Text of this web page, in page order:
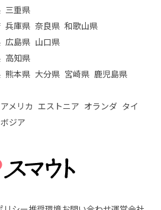
三重県
兵庫県 奈良県 和歌山県
広島県 山口県
高知県
熊本県 大分県 宮崎県 鹿児島県
アメリカ エストニア オランダ タイ
ジア